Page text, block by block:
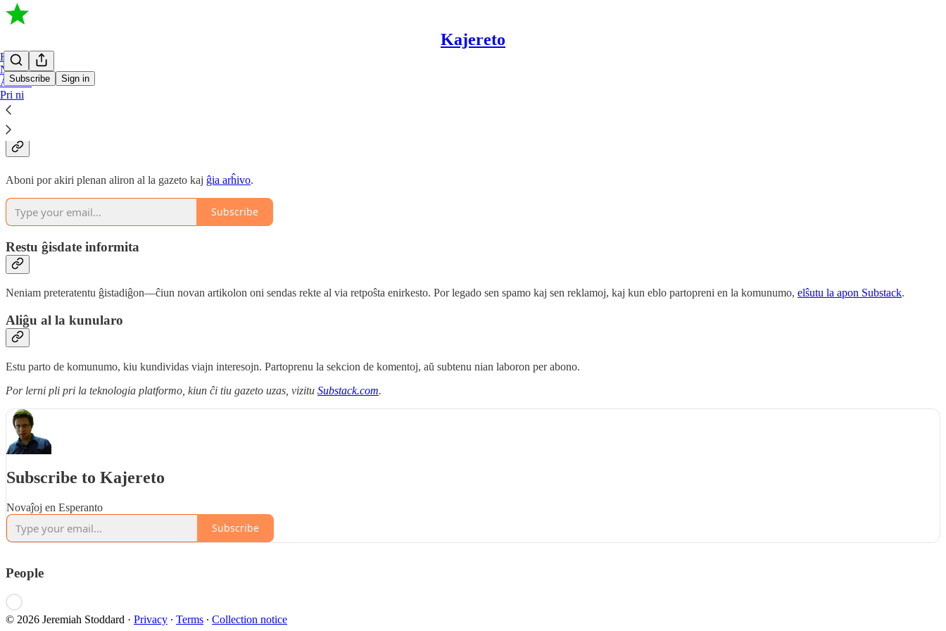
Kajereto
Subscribe Sign in
Home
Notoj
Arĥivo
Pri ni
Kial Aboni?
Aboni por akiri plenan aliron al la gazeto kaj ĝia arĥivo.
Subscribe
Restu ĝisdate informita
Neniam preteratentu ĝistadiĝon—ĉiun novan artikolon oni sendas rekte al via retpoŝta enirkesto. Por legado sen spamo kaj sen reklamoj, kaj kun eblo partopreni en la komunumo, elŝutu la apon Substack.
Aliĝu al la kunularo
Estu parto de komunumo, kiu kundividas viajn interesojn. Partoprenu la sekcion de komentoj, aŭ subtenu nian laboron per abono.
Por lerni pli pri la teknologia platformo, kiun ĉi tiu gazeto uzas, vizitu Substack.com.
Subscribe to Kajereto
Novaĵoj en Esperanto
Subscribe
People
© 2026 Jeremiah Stoddard · Privacy ∙ Terms ∙ Collection notice